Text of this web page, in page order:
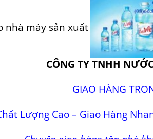
nhà máy sản xuất
CÔNG TY TNHH
GIAO HÀNG
Lượng Cao – Giao Hàng